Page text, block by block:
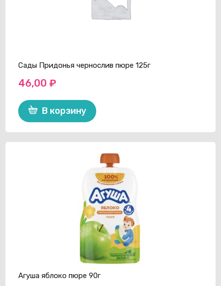
Сады Придонья чернослив пюре 125г
46,00₽
В корзину
Агуша яблоко пюре 90г